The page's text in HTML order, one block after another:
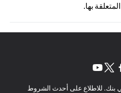
بها.
للاطلاع على أحدث الشروط